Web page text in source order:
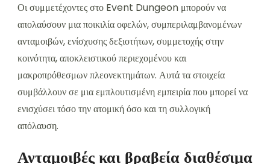
Οι συμμετέχοντες στο Event Dungeon μπορούν να
απολαύσουν μια ποικιλία οφελών, συμπεριλαμβανομένων
ανταμοιβών, ενίσχυσης δεξιοτήτων, συμμετοχής στην
κοινότητα, αποκλειστικού περιεχομένου και
μακροπρόθεσμων πλεονεκτημάτων. Αυτά τα στοιχεία
συμβάλλουν σε μια εμπλουτισμένη εμπειρία που μπορεί να
ενισχύσει τόσο την ατομική όσο και τη συλλογική
απόλαυση.
Ανταμοιβές και βραβεία διαθέσιμα